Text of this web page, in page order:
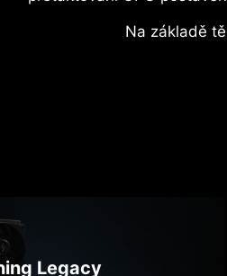
Na základě
Legacy